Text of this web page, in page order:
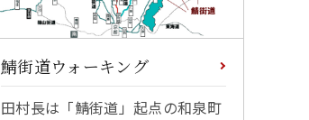
鯖街道ウォーキング
田村長は「鯖街道」起点の和泉町